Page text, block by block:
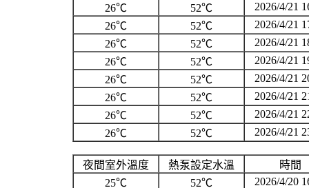
26℃
52℃
2026/4/21
26℃
52℃
2026/4/21
26℃
52℃
2026/4/21
26℃
52℃
2026/4/21
26℃
52℃
2026/4/21
26℃
52℃
2026/4/21
26℃
52℃
2026/4/21
26℃
52℃ 2026/4/21
夜間室外溫度 熱泵設定水溫
時間
25℃
52℃
2026/4/20